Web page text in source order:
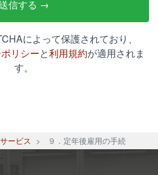
によって保護されており、
リシーと利用規約が適用されま
す。
ービス ９．定年後雇用の手続